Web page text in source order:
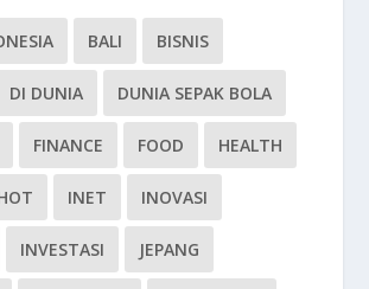
BALI BISNIS
DI DUNIA DUNIA SEPAK BOLA
FINANCE FOOD HEALTH
INET INOVASI
INVESTASI JEPANG